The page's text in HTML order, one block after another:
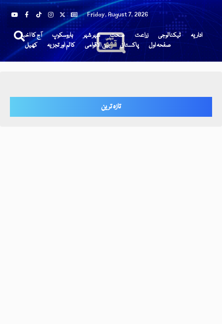
Friday, August 7, 2026
آج کا اخبار ہاروسکوپ شہر شہر صحت زراعت ٹیکنالوجی
اداریہ
کھیل
کالم اور تجزیہ بین الاقوامی پاکستان صفحہ اول
تازہ ترین